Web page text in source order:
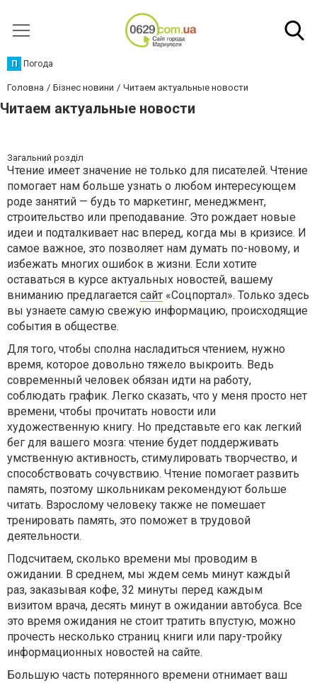
П Погода
Головна Бізнес новини Читаем актуальные новости
Читаем актуальные новости
Загальний розділ
Чтение имеет значение не только для писателей. Чтение
помогает нам больше узнать о любом интересующем
роде занятий — будь то маркетинг, менеджмент,
строительство или преподавание. Это рождает новые
идеи и подталкивает нас вперед, когда мы в кризисе. И
самое важное, это позволяет нам думать по-новому, и
избежать многих ошибок в жизни. Если хотите
оставаться в курсе актуальных новостей, вашему
вниманию предлагается сайт «Соцпортал». Только здесь
вы узнаете самую свежую информацию, происходящие
события в обществе.
Для того, чтобы сполна насладиться чтением, нужно
время, которое довольно тяжело выкроить. Ведь
современный человек обязан идти на работу,
соблюдать график. Легко сказать, что у меня просто нет
времени, чтобы прочитать новости или
художественную книгу. Но представьте его как легкий
бег для вашего мозга: чтение будет поддерживать
умственную активность, стимулировать творчество, и
способствовать сочувствию. Чтение помогает развить
память, поэтому школьникам рекомендуют больше
читать. Взрослому человеку также не помешает
тренировать память, это поможет в трудовой
деятельности.
Подсчитаем, сколько времени мы проводим в
ожидании. В среднем, мы ждем семь минут каждый
раз, заказывая кофе, 32 минуты перед каждым
визитом врача, десять минут в ожидании автобуса. Все
это время ожидания не стоит тратить впустую, можно
прочесть несколько страниц книги или пару-тройку
информационных новостей на сайте.
Большую часть потерянного времени отнимает ваш